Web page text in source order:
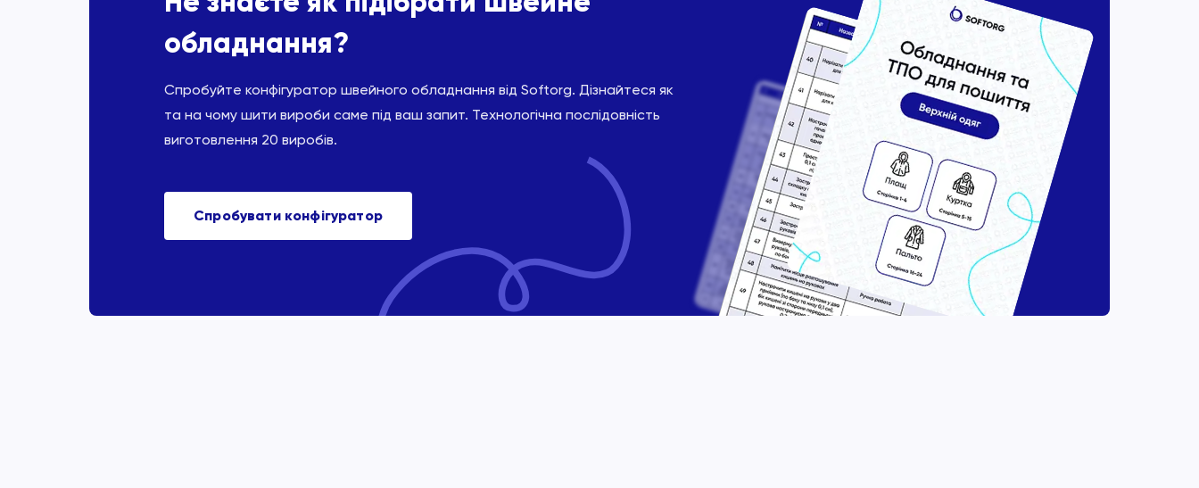
обладнання?
Спробуйте конфігуратор швейного обладнання від Softorg. Дізнайтеся як
та на чому шити вироби саме під ваш запит. Технологічна послідовність
виготовлення 20 виробів.
Спробувати конфігуратор